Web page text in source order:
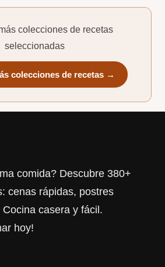
colecciones de recetas
seleccionadas
colecciones de recetas →
comida? Descubre 380+
cenas rápidas, postres
casera y fácil.
hoy!